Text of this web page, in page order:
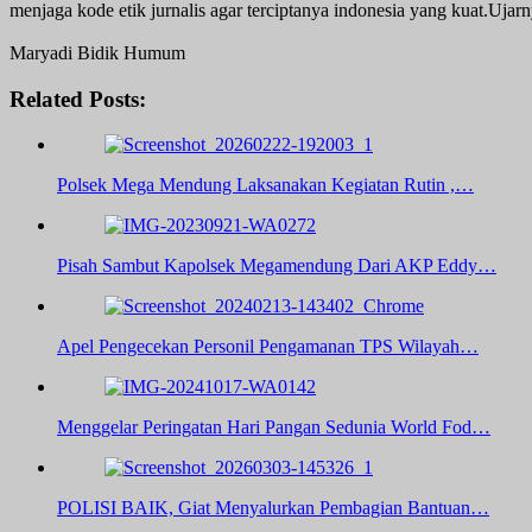
menjaga kode etik jurnalis agar terciptanya indonesia yang
Maryadi Bidik Humum
Related Posts:
Polsek Mega Mendung Laksanakan Kegiatan Rutin ,…
Pisah Sambut Kapolsek Megamendung Dari AKP Eddy…
Apel Pengecekan Personil Pengamanan TPS Wilayah…
Menggelar Peringatan Hari Pangan Sedunia World Fod…
POLISI BAIK, Giat Menyalurkan Pembagian Bantuan…